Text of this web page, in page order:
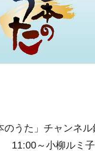
のうた」チャンネ
11:00～小柳ルミ